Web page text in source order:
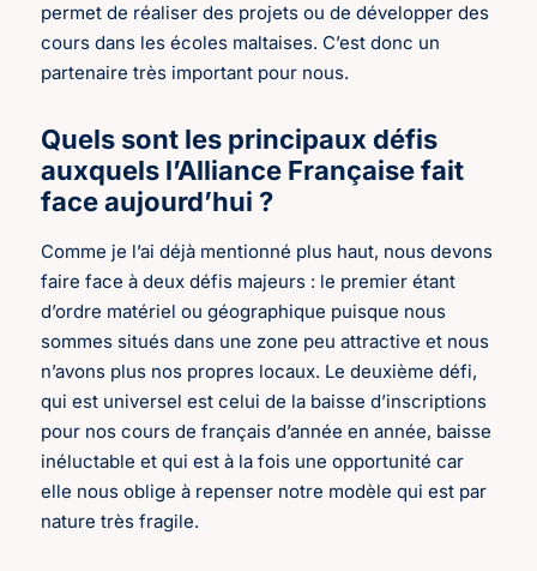
permet de réaliser des projets ou de développer des
cours dans les écoles maltaises. C’est donc un
partenaire très important pour nous.
Quels sont les principaux défis
auxquels l’Alliance Française fait
face aujourd’hui ?
Comme je l’ai déjà mentionné plus haut, nous devons
faire face à deux défis majeurs : le premier étant
d’ordre matériel ou géographique puisque nous
sommes situés dans une zone peu attractive et nous
n’avons plus nos propres locaux. Le deuxième défi,
qui est universel est celui de la baisse d’inscriptions
pour nos cours de français d’année en année, baisse
inéluctable et qui est à la fois une opportunité car
elle nous oblige à repenser notre modèle qui est par
nature très fragile.